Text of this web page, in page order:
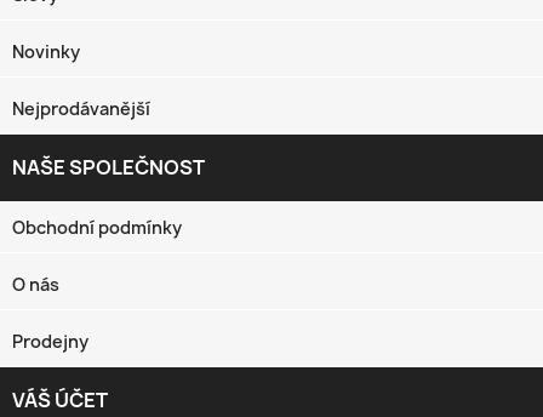
Novinky
Nejprodávanější
NAŠE SPOLEČNOST
Obchodní podmínky
O nás
Prodejny
VÁŠ ÚČET